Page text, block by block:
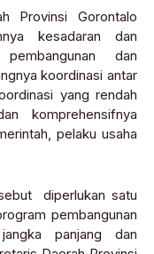
Provinsi Gorontalo
kesadaran dan
dan
koordinasi antar
yang rendah
komprehensifnya
pelaku usaha
diperlukan satu
pembangunan
panjang dan